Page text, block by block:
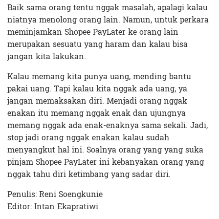
Baik sama orang tentu nggak masalah, apalagi kalau
niatnya menolong orang lain. Namun, untuk perkara
meminjamkan Shopee PayLater ke orang lain
merupakan sesuatu yang haram dan kalau bisa
jangan kita lakukan.
Kalau memang kita punya uang, mending bantu
pakai uang. Tapi kalau kita nggak ada uang, ya
jangan memaksakan diri. Menjadi orang nggak
enakan itu memang nggak enak dan ujungnya
memang nggak ada enak-enaknya sama sekali. Jadi,
stop jadi orang nggak enakan kalau sudah
menyangkut hal ini. Soalnya orang yang yang suka
pinjam Shopee PayLater ini kebanyakan orang yang
nggak tahu diri ketimbang yang sadar diri.
Penulis: Reni Soengkunie
Editor: Intan Ekapratiwi